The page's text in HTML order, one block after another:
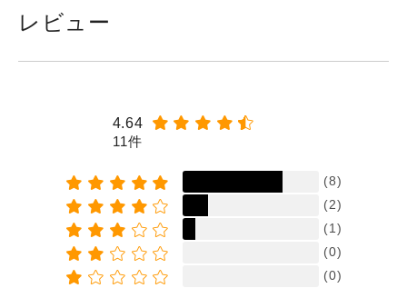
レビュー
4.64
11件
(8)
(2)
(1)
(0)
(0)